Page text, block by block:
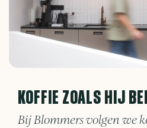
KOFFIE ZOALS HIJ
Bij Blommers volgen we